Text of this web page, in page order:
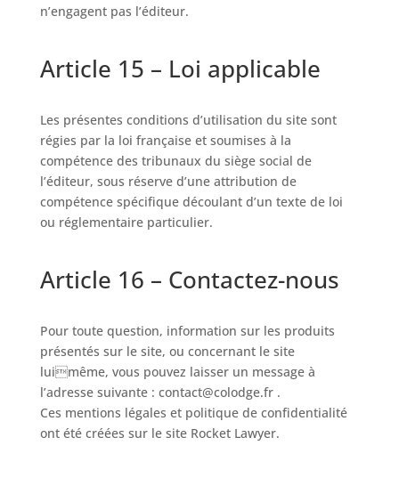
n’engagent pas l’éditeur.
Article 15 – Loi applicable
Les présentes conditions d’utilisation du site sont
régies par la loi française et soumises à la
compétence des tribunaux du siège social de
l’éditeur, sous réserve d’une attribution de
compétence spécifique découlant d’un texte de loi
ou réglementaire particulier.
Article 16 – Contactez-nous
Pour toute question, information sur les produits
présentés sur le site, ou concernant le site
luimême, vous pouvez laisser un message à
l’adresse suivante : contact@colodge.fr .
Ces mentions légales et politique de confidentialité
ont été créées sur le site Rocket Lawyer.